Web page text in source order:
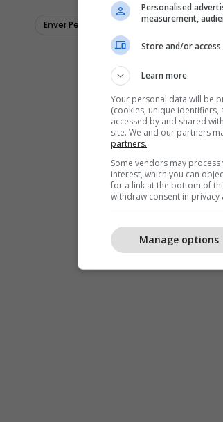
Personalised
measurement,
Store and/or
Learn more
Your personal data will be
(cookies, unique
accessed by and shared
site. We and our partners
partners.
Some vendors may
interest, which you can
for a link at the bottom of
withdraw consent in privacy
Manage options